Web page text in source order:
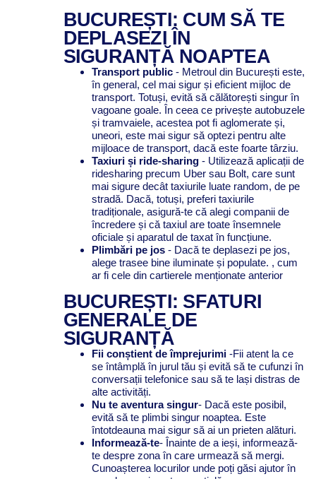
BUCUREȘTI: CUM SĂ TE
DEPLASEZI ÎN
SIGURANȚĂ NOAPTEA
Transport public- Metroul din București este,
în general, cel mai sigur și eficient mijloc de
transport. Totuși, evită să călătorești singur în
vagoane goale. În ceea ce privește autobuzele
și tramvaiele, acestea pot fi aglomerate și,
uneori, este mai sigur să optezi pentru alte
mijloace de transport, dacă este foarte târziu.
Taxiuri și ride-sharing- Utilizează aplicații de
ridesharing precum Uber sau Bolt, care sunt
mai sigure decât taxiurile luate random, de pe
stradă. Dacă, totuși, preferi taxiurile
tradiționale, asigură-te că alegi companii de
încredere și că taxiul are toate însemnele
oficiale și aparatul de taxat în funcțiune.
Plimbări pe jos- Dacă te deplasezi pe jos,
alege trasee bine iluminate și populate. , cum
ar fi cele din cartierele menționate anterior
BUCUREȘTI: SFATURI
GENERALE DE
SIGURANȚĂ
Fii conștient de împrejurimi-Fii atent la ce
se întâmplă în jurul tău și evită să te cufunzi în
conversații telefonice sau să te lași distras de
alte activități.
Nu te aventura singur- Dacă este posibil,
evită să te plimbi singur noaptea. Este
întotdeauna mai sigur să ai un prieten alături.
Informează-te- Înainte de a ieși, informează-
te despre zona în care urmează să mergi.
Cunoașterea locurilor unde poți găsi ajutor în